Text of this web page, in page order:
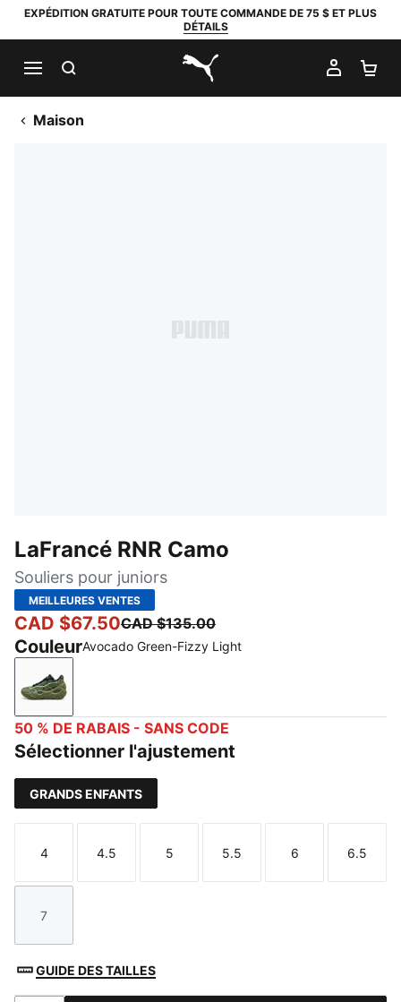
EXPÉDITION GRATUITE POUR TOUTE COMMANDE DE 75 $ ET PLUS
DÉTAILS
PUMA.com
MON
Maison
LaFrancé RNR Camo
Souliers pour juniors
MEILLEURES VENTES
CAD $67.50CAD $135.00
CouleurAvocado Green-Fizzy Light
Avocado Green-Fizzy Light
50 % DE RABAIS - SANS CODE
Sélectionner l'ajustement
GRANDS ENFANTS
Taille
4
Taille
4.5
Taille
5
Taille
5.5
Taille
6
Taille
6.5
Taille
7
GUIDE DES TAILLES